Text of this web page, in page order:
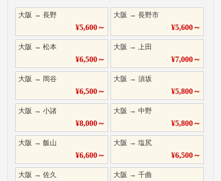
大阪 → 長野
¥5,600～
大阪 →長野市
¥5,600～
大阪 → 松本
¥6,500～
大阪 →上田
¥7,000～
大阪 → 岡谷
¥6,500～
大阪 →須坂
¥5,800～
大阪 → 小諸
¥8,000～
大阪 →中野
¥5,800～
大阪 → 飯山
¥6,600～
大阪 →塩尻
¥6,500～
大阪 → 佐久 大阪 →千曲